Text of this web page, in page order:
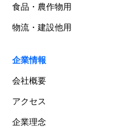
食品・農作物用
物流・建設他用
企業情報
会社概要
アクセス
企業理念